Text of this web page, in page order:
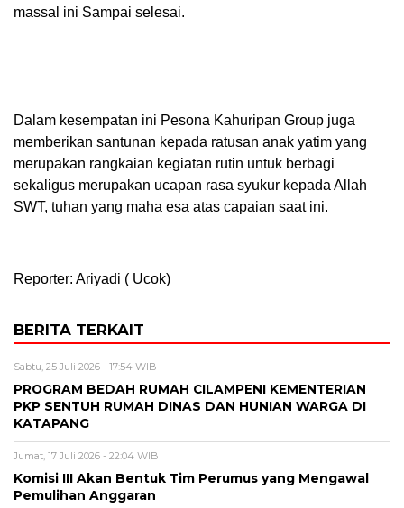
massal ini Sampai selesai.
Dalam kesempatan ini Pesona Kahuripan Group juga
memberikan santunan kepada ratusan anak yatim yang
merupakan rangkaian kegiatan rutin untuk berbagi
sekaligus merupakan ucapan rasa syukur kepada Allah
SWT, tuhan yang maha esa atas capaian saat ini.
Reporter: Ariyadi ( Ucok)
BERITA TERKAIT
Sabtu, 25 Juli 2026 - 17:54 WIB
PROGRAM BEDAH RUMAH CILAMPENI KEMENTERIAN
PKP SENTUH RUMAH DINAS DAN HUNIAN WARGA DI
KATAPANG
Jumat, 17 Juli 2026 - 22:04 WIB
Komisi III Akan Bentuk Tim Perumus yang Mengawal
Pemulihan Anggaran